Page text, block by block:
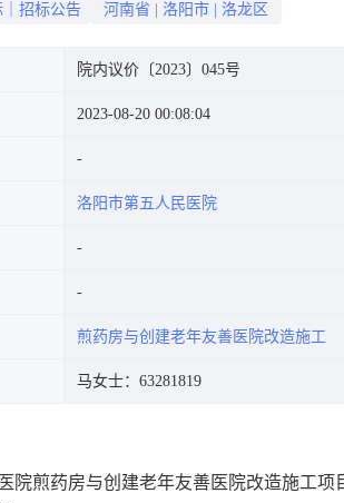
｜招标公告 河南省 洛阳市 洛龙区
院内议价〔2023〕045号
2023-08-20 00:08:04
洛阳市第五人民医院
煎药房与创建老年友善医院改造施工
马女士：63281819
院煎药房与创建老年友善医院改造施工项